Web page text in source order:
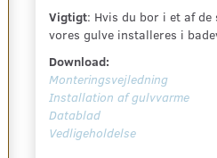
Vigtigt: Hvis du bor i et af
vores gulve installeres i
Download:
Monteringsvejledning
Installation af gulvvarme
Datablad
Vedligeholdelse